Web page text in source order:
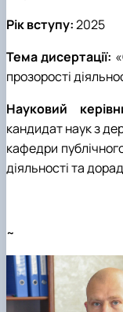
Рік вступу:2025
Тема дисертації:
прозорості
Науковий
кандидат наук з
кафедри
діяльності та
~